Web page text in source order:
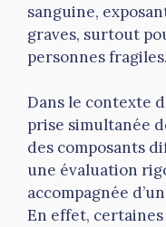
sanguine,
graves, surtout
personnes fragiles.
Dans le contexte
prise simultanée
des composants
une évaluation
accompagnée
En effet,